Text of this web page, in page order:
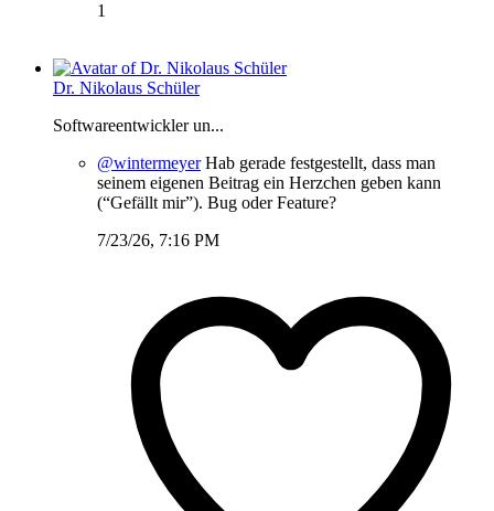
1
Dr. Nikolaus Schüler
Softwareentwickler un...
@wintermeyerHab gerade festgestellt, dass man
seinem eigenen Beitrag ein Herzchen geben kann
(“Gefällt mir”). Bug oder Feature?
7/23/26, 7:16 PM